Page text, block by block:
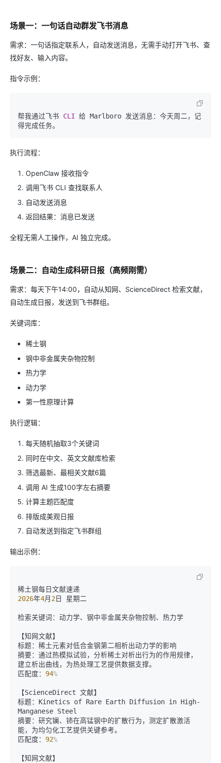
场景一：一句话自动群发飞书消息
需求：一句话指定联系人，自动发送消息，无需手动打开飞书、查
找好友、输入内容。
指令示例：
帮我通过飞书 CLI 给 Marlboro 发送消息：今天周二，记
执行流程：
OpenClaw 接收指令
调用飞书 CLI 查找联系人
自动发送消息
返回结果：消息已发送
全程无需人工操作，AI 独立完成。
场景二：自动生成科研日报（高频刚需）
需求：每天下午14:00，自动从知网、ScienceDirect 检索文献，
自动生成日报，发送到飞书群组。
关键词库：
稀土钢
钢中非金属夹杂物控制
热力学
动力学
第一性原理计算
执行逻辑：
每天随机抽取3个关键词
同时在中文、英文文献库检索
筛选最新、最相关文献6篇
调用 AI 生成100字左右摘要
计算主题匹配度
排版成美观日报
自动发送到指定飞书群组
输出示例：
2026年4月 2日 星期二
检索关键词：动力学、钢中非金属夹杂物控制、热力学
【知网文献】
标题：稀土元素对低合金钢第二相析出动力学的影响
摘要：通过热模拟试验，分析稀土对析出行为的作用规律，
建立析出曲线，为热处理工艺提供数据支撑。
匹配度： 94%
【ScienceDirect 文献】
标题：Kinetics of Rare Earth Diffusion in High-
Manganese Steel
摘要：研究镧、铈在高锰钢中的扩散行为，测定扩散激活
能，为均匀化工艺提供关键参考。
匹配度： 92%
【知网文献】